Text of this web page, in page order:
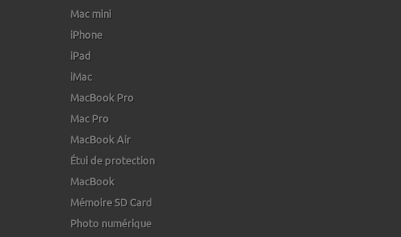
Mac mini
iPhone
iPad
iMac
MacBook Pro
Mac Pro
MacBook Air
Étui de protection
MacBook
Mémoire SD Card
Photo numérique